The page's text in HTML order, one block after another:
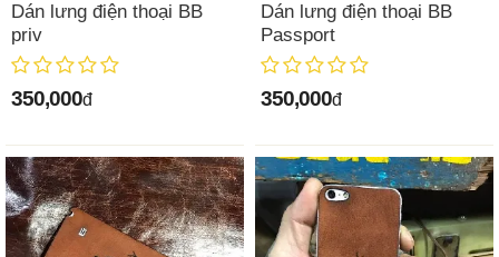
Dán lưng điện thoại BB
priv
350,000đ
Dán lưng điện thoại BB
Passport
350,000đ